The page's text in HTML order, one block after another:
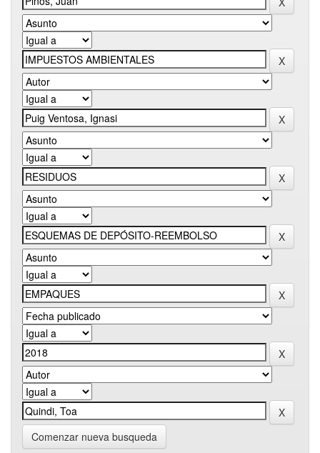
Comenzar nueva busqueda